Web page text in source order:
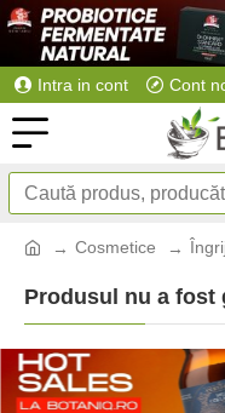
Intra in cont Cont
Cosmetice
Produsul nu a fost